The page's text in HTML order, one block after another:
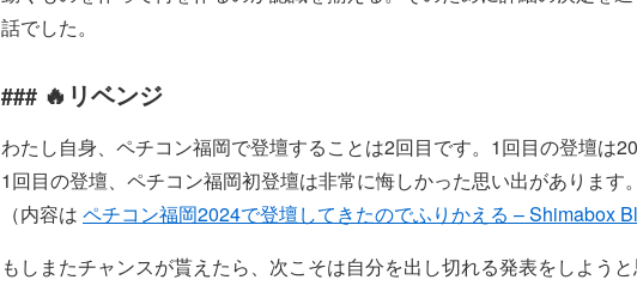
話でした。
🔥リベンジ
わたし自身、ペチコン福岡で登壇することは2回目です。1回目の登壇は
1回目の登壇、ペチコン福岡初登壇は非常に悔しかった思い出があります
（内容は ペチコン福岡2024で登壇してきたのでふりかえる – Shimabox
もしまたチャンスが貰えたら、次こそは自分を出し切れる発表をしようと